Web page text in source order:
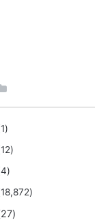
(1)
(12)
(4)
(18,872)
(27)